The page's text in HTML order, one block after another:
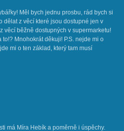
Měl bych jednu prosbu, rád bych si
dělat z věcí které jsou dostupné jen v
věcí běžně dostupných v supermarketu!
Mnohokrát děkuji! P.S. nejde mi o
mi o ten základ, který tam musí
má Míra Hebík a poměrně i úspěchy.